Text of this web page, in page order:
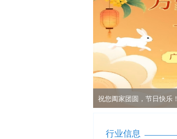
祝您阖家团圆，节日快乐！
行业信息